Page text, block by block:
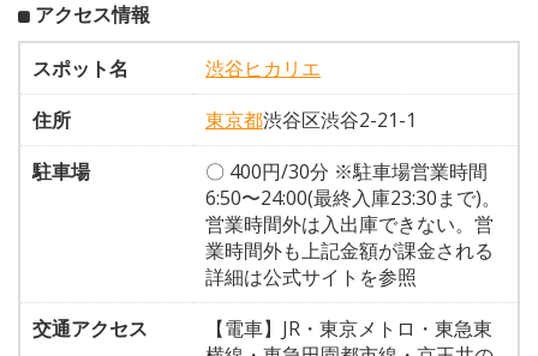
アクセス情報
スポット名
渋谷ヒカリエ
住所
東京都渋谷区渋谷2-21-1
駐車場
〇 400円/30分 ※駐車場営業時間
6:50〜24:00(最終入庫23:30まで)。
営業時間外は入出庫できない。営
業時間外も上記金額が課金される
詳細は公式サイトを参照
交通アクセス
【電車】JR・東京メトロ・東急東